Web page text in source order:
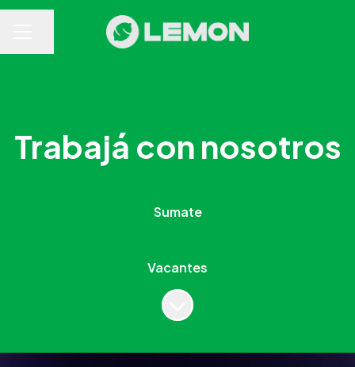
MENÚ DE EMPLEO
Compartir página
Trabajá con nosotros
Vacantes
Más contenido